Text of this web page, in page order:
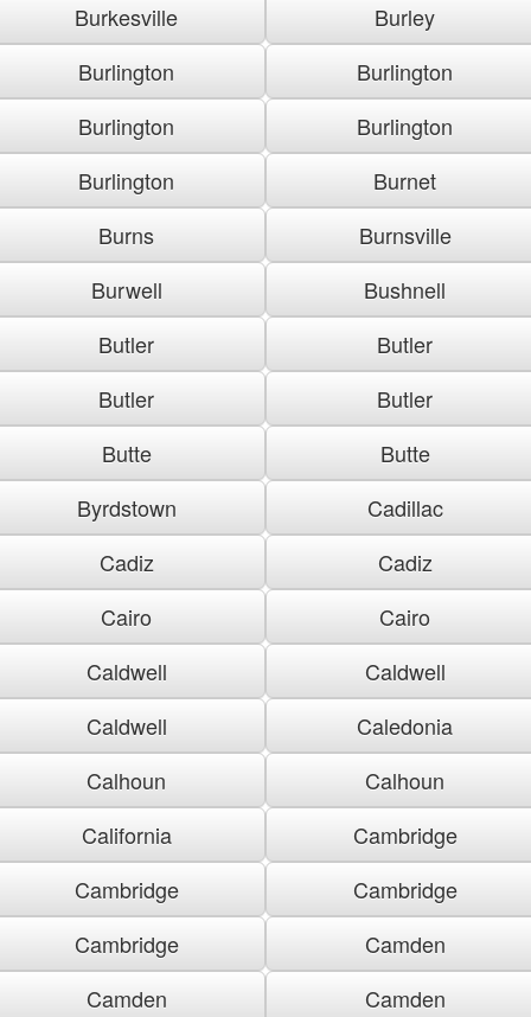
Burkesville
Burley
Burlington
Burlington
Burlington
Burlington
Burlington
Burnet
Burns
Burnsville
Burwell
Bushnell
Butler
Butler
Butler
Butler
Butte
Butte
Byrdstown
Cadillac
Cadiz
Cadiz
Cairo
Cairo
Caldwell
Caldwell
Caldwell
Caledonia
Calhoun
Calhoun
California
Cambridge
Cambridge
Cambridge
Cambridge
Camden
Camden
Camden